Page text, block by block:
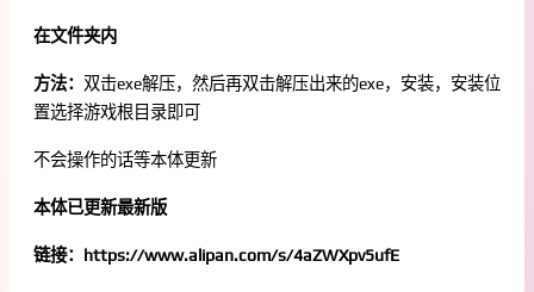
在文件夹内
方法： 双击exe解压，然后再双击解压出来的exe，安装，安装位
置选择游戏根目录即可
不会操作的话等本体更新
本体已更新最新版
链接：https://www.alipan.com/s/4aZWXpv5ufE